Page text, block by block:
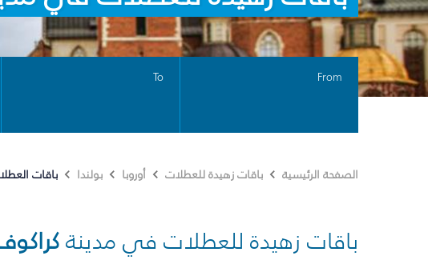
From
To
الصفحة الرئيسية باقات زهيدة للعطلات أوروبا بولندا باقات
باقات زهيدة للعطلات في مدينة